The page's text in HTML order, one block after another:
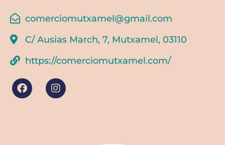
comerciomutxamel@gmail.com
C/ Ausias March, 7, Mutxamel, 03110
https://comerciomutxamel.com/
F
a
I
n